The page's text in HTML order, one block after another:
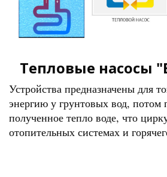
Тепловые насосы
Устройства предназначены для
энергию у грунтовых вод, потом
полученное тепло воде, что
отопительных системах и